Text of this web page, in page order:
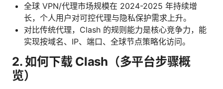
全球 VPN/代理市场规模在 2024-2025 年持续增
长，个人用户对可控代理与隐私保护需求上升。
对比传统代理，Clash 的规则能力是核心竞争力，能
实现按域名、IP、端口、全球节点策略化访问。
2. 如何下载 Clash（多平台步骤概
览）